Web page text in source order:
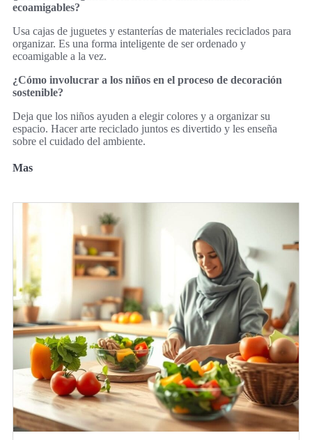
ecoamigables?
Usa cajas de juguetes y estanterías de materiales reciclados para
organizar. Es una forma inteligente de ser ordenado y
ecoamigable a la vez.
¿Cómo involucrar a los niños en el proceso de decoración
sostenible?
Deja que los niños ayuden a elegir colores y a organizar su
espacio. Hacer arte reciclado juntos es divertido y les enseña
sobre el cuidado del ambiente.
Mas